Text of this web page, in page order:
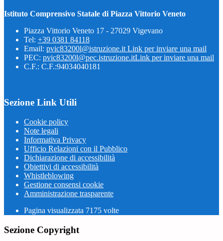
Istituto Comprensivo Statale di Piazza Vittorio Veneto
Piazza Vittorio Veneto 17 - 27029 Vigevano
Tel: +39 0381 84118
Email: pvic83200l@istruzione.it Link per inviare una mail
PEC: pvic83200l@pec.istruzione.itLink per inviare una mail
C.F.: C.F.:94034040181
Sezione Link Utili
Cookie policy
Note legali
Informativa Privacy
Ufficio Relazioni con il Pubblico
Dichiarazione di accessibilità
Obiettivi di accessibilità
Whistleblowing
Gestione consensi cookie
Amministrazione trasparente
Pagina visualizzata 7175 volte
Sezione Copyright